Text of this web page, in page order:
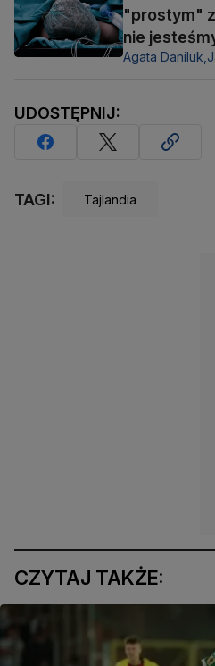
"prostym"
nie
Agata Daniluk,
UDOSTĘPNIJ:
TAGI: Tajlandia
CZYTAJ TAKŻE: